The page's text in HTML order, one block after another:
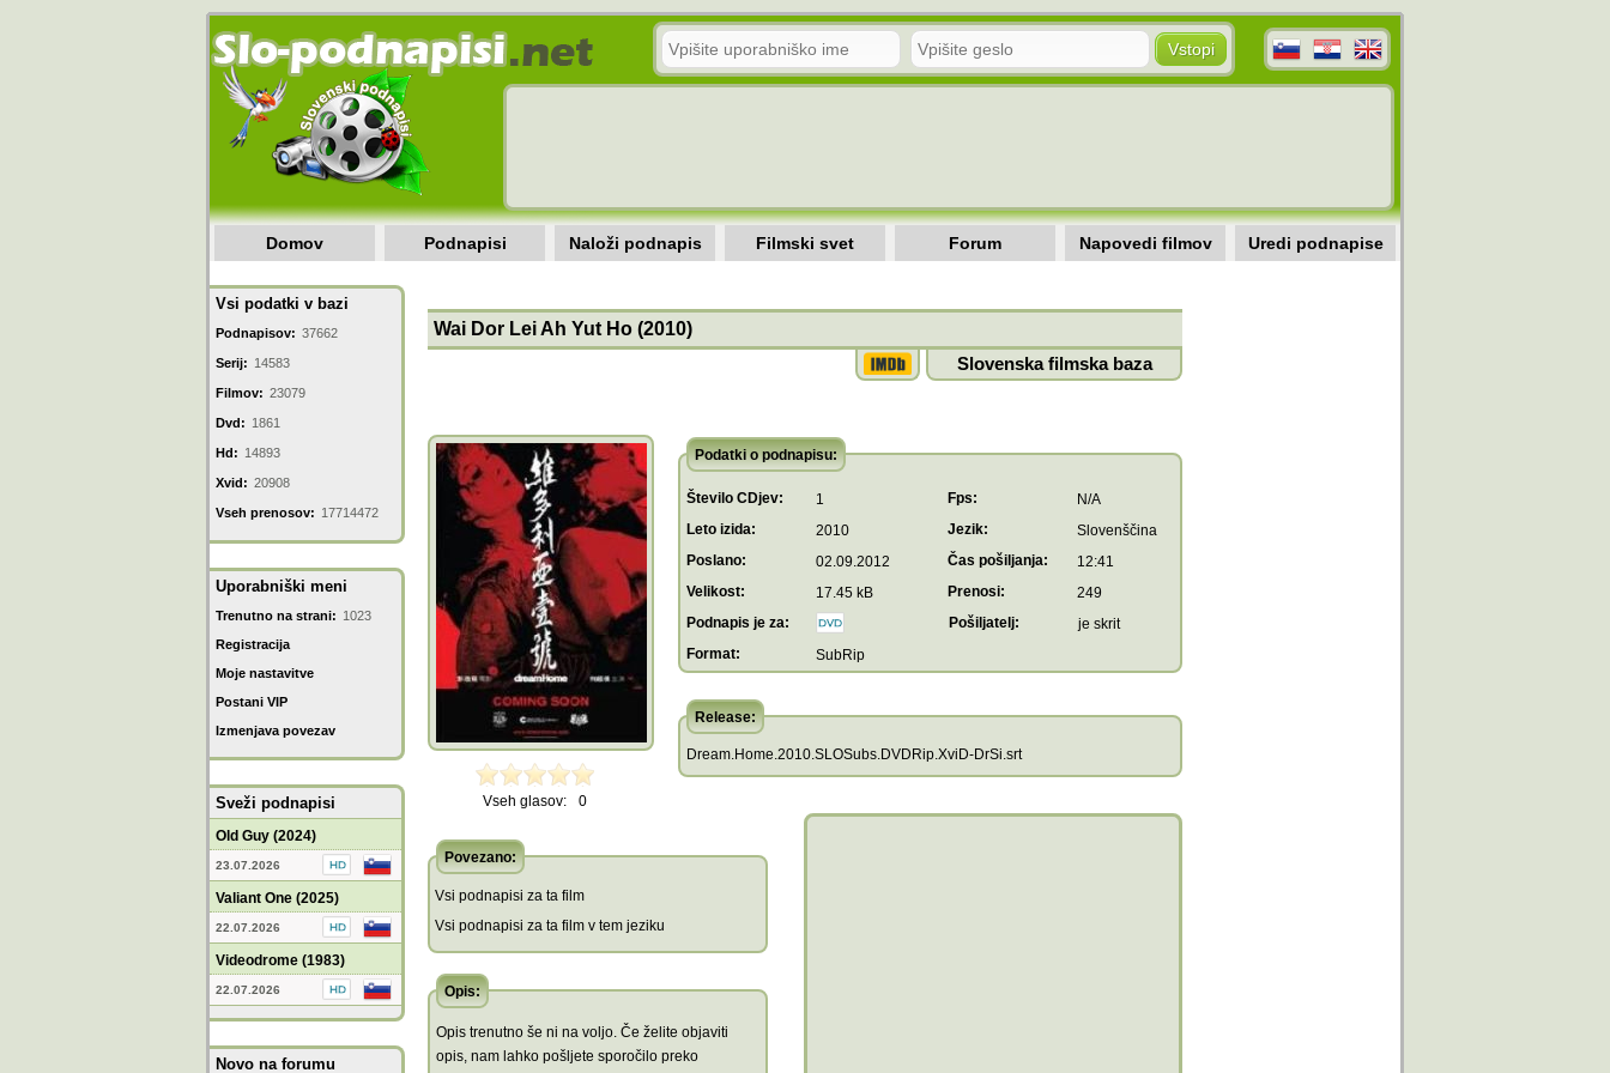
Domov Podnapisi Naloži podnapis Filmski svet Forum Napovedi filmov Uredi podnapise
Vsi podatki v bazi
Podnapisov: 37662
Serij: 14583
Filmov: 23079
Dvd: 1861
Hd: 14893
Xvid: 20908
Vseh prenosov: 17714472
Uporabniški meni
Trenutno na strani: 1023
Registracija
Moje nastavitve
Postani VIP
Izmenjava povezav
Sveži podnapisi
Old Guy (2024)
23.07.2026
Valiant One (2025)
22.07.2026
Videodrome (1983)
22.07.2026
Novo na forumu
Wai Dor Lei Ah Yut Ho (2010)
Slovenska filmska baza
Vseh glasov: 0
Podatki o podnapisu:
Število CDjev: 1 Fps:
N/A
Leto izida:
2010 Jezik:
Slovenščina
Poslano:
02.09.2012 Čas pošiljanja:
12:41
Velikost:
17.45 kB Prenosi:
249
Podnapis je za:
Pošiljatelj:
je skrit
Format:
SubRip
Release:
Dream.Home.2010.SLOSubs.DVDRip.XviD-DrSi.srt
Povezano:
Vsi podnapisi za ta film
Vsi podnapisi za ta film v tem jeziku
Opis:
Opis trenutno še ni na voljo. Če želite objaviti
opis, nam lahko pošljete sporočilo preko